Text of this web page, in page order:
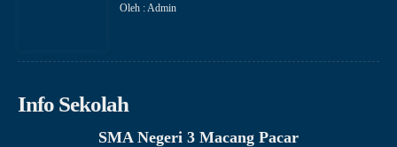
Oleh : Admin
Info Sekolah
SMA Negeri 3 Macang Pacar